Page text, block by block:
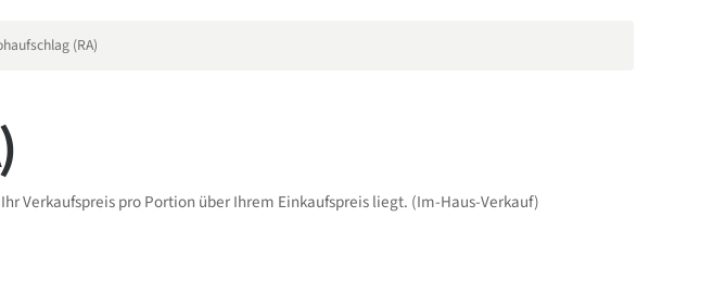
(RA)
Verkaufspreis pro Portion über Ihrem Einkaufspreis liegt. (Im-Haus-Verkauf)